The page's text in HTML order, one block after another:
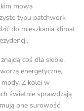
mowa
typu patchwork
do mieszkania klimat
coś dla siebie.
energetyczne,
Z kolei w
świetnie sprawdzają
one surowość